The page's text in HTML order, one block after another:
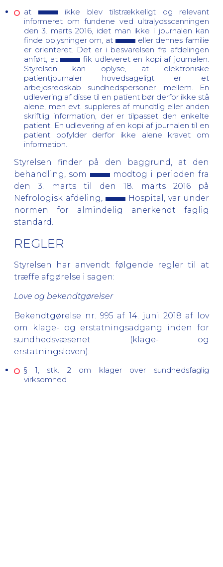
at
ikke blev tilstrækkeligt og relevant
informeret om fundene ved ultralydsscanningen
den 3. marts 2016, idet man ikke i journalen kan
finde oplysninger om, at
eller dennes familie
er orienteret. Det er i besvarelsen fra afdelingen
anført, at
fik udleveret en kopi af journalen.
Styrelsen kan oplyse, at elektroniske
patientjournaler hovedsageligt er et
arbejdsredskab sundhedspersoner imellem. En
udlevering af disse til en patient bør derfor ikke stå
alene, men evt. suppleres af mundtlig eller anden
skriftlig information, der er tilpasset den enkelte
patient. En udlevering af en kopi af journalen til en
patient opfylder derfor ikke alene kravet om
information.
Styrelsen finder på den baggrund, at den
behandling, som
modtog i perioden fra
den 3. marts til den 18. marts 2016 på
Nefrologisk afdeling,
Hospital, var under
normen for almindelig anerkendt faglig
standard.
REGLER
Styrelsen har anvendt følgende regler til at
træffe afgørelse i sagen:
Love og bekendtgørelser
Bekendtgørelse nr. 995 af 14. juni 2018 af lov
om klage- og erstatningsadgang inden for
sundhedsvæsenet (klage- og
erstatningsloven):
§ 1, stk. 2 om klager over sundhedsfaglig
virksomhed